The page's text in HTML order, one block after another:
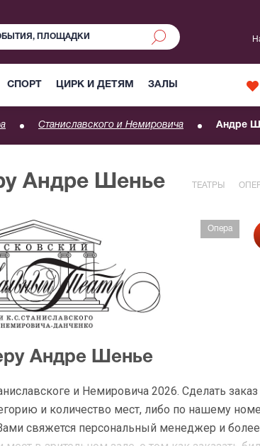
СПОРТ ЦИРК И ДЕТЯМ ЗАЛЫ
Станиславского и Немировича Андре
Андре Шенье ТЕАТРЫ
Опера
Андре Шенье
и Немировича 2026. Сделать
и количество мест, либо по нашему
свяжется персональный менеджер и